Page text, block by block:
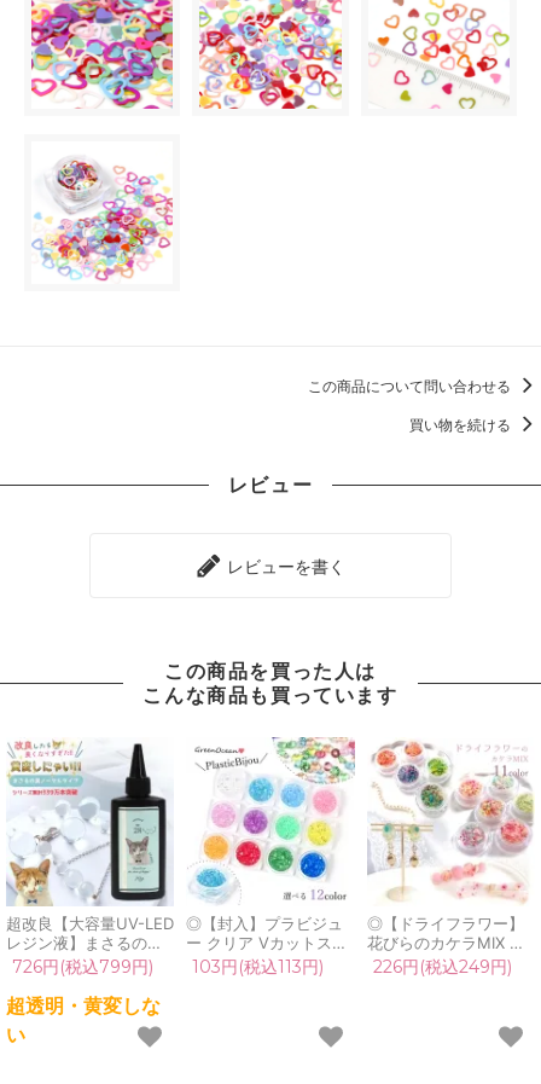
この商品について問い合わせる
買い物を続ける
レビュー
レビューを書く
この商品を買った人は
こんな商品も買っています
超改良【大容量UV-LED
レジン液】まさるの涙
ver.03 超透明 70g 初心
者 作家 コーティング
ハード 黄変しない 高品
質 クリア 猫 UVレジン
液 安い おすすめ
726円(税込799円)
超透明・黄変しな
い
◎【封入】プラビジュ
ー クリア Vカットスト
ーン レジン封入 ネイル
パーツ ネイル用品 デコ
ャカシャ 手芸 クラフト
103円(税込113円)
◎【ドライフラワー】
花びらのカケラMIX レ
ジン封入 レジン用花材
小花 小さい ミックス
入り ネイル 封入パーツ
226円(税込249円)